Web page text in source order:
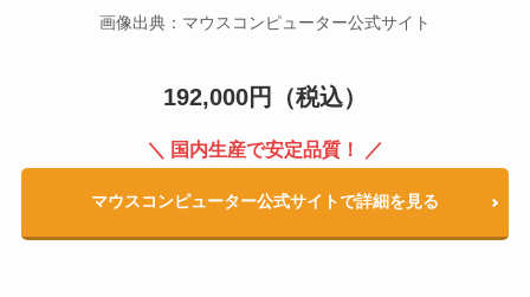
画像出典： マウスコンピューター公式サイト
192,000円（税込）
＼ 国内生産で安定品質！ ／
マウスコンピューター公式サイトで詳細を見る